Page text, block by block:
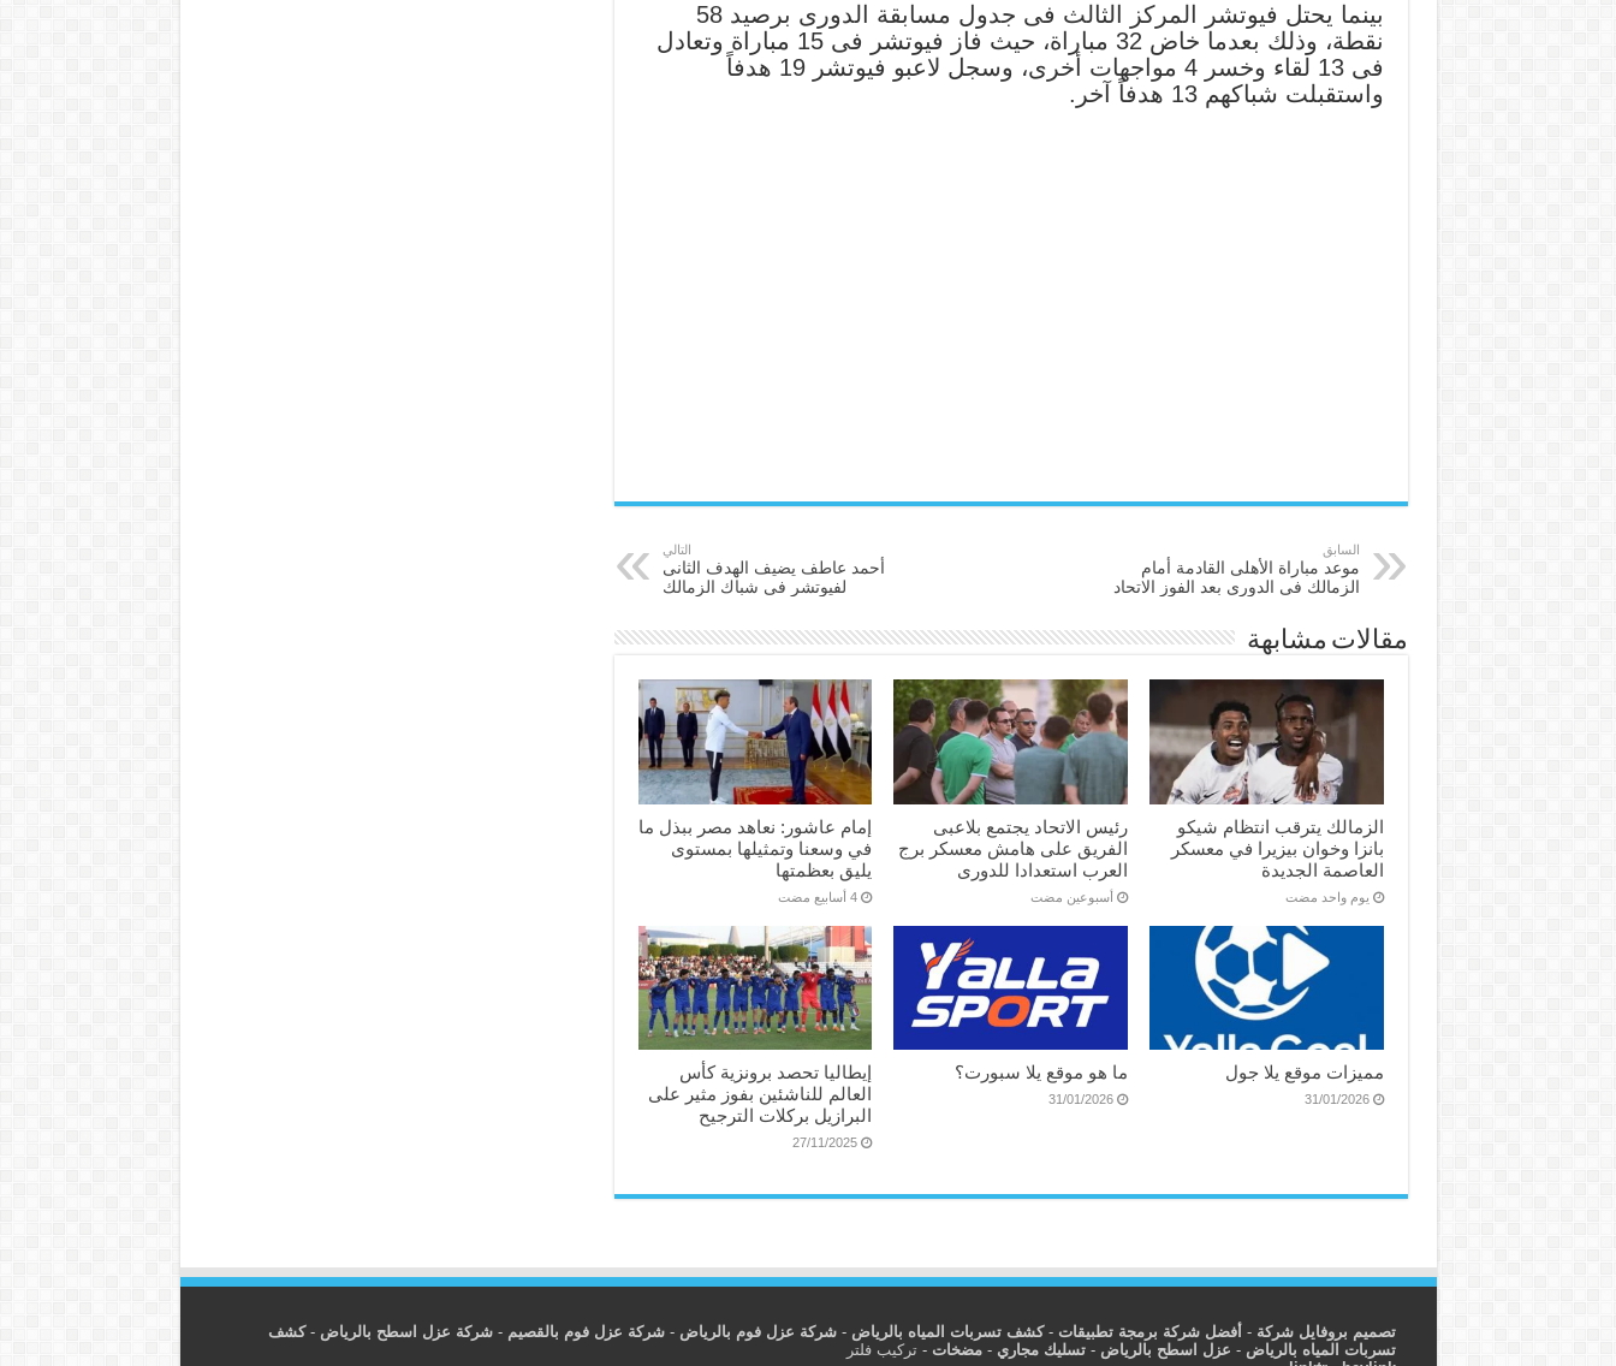
بينما يحتل فيوتشر المركز الثالث فى جدول مسابقة الدورى برصيد 58
نقطة، وذلك بعدما خاض 32 مباراة، حيث فاز فيوتشر فى 15 مباراة وتعادل
فى 13 لقاء وخسر 4 مواجهات أخرى، وسجل لاعبو فيوتشر 19 هدفاً
واستقبلت شباكهم 13 هدفاً آخر.
السابق
موعد مباراة الأهلى القادمة أمام
الزمالك فى الدورى بعد الفوز الاتحاد
التالي
أحمد عاطف يضيف الهدف الثانى
لفيوتشر فى شباك الزمالك
مقالات مشابهة
الزمالك يترقب انتظام شيكو
بانزا وخوان بيزيرا في معسكر
العاصمة الجديدة
‏يوم واحد مضت
رئيس الاتحاد يجتمع بلاعبى
الفريق على هامش معسكر برج
العرب استعدادا للدورى
‏أسبوعين مضت
إمام عاشور: نعاهد مصر ببذل ما
في وسعنا وتمثيلها بمستوى
يليق بعظمتها
‏4 أسابيع مضت
مميزات موقع يلا جول
31/01/2026
ما هو موقع يلا سبورت؟
31/01/2026
إيطاليا تحصد برونزية كأس
العالم للناشئين بفوز مثير على
البرازيل بركلات الترجيح
27/11/2025
تصميم بروفايل شركة - أفضل شركة برمجة تطبيقات -كشف تسربات المياه بالرياض -شركة عزل فوم بالرياض -شركة عزل فوم بالقصيم -شركة عزل اسطح بالرياض -كشف
تسربات المياه بالرياض - عزل اسطح بالرياض -تسليك مجاري -مضخات -تركيب فلتر